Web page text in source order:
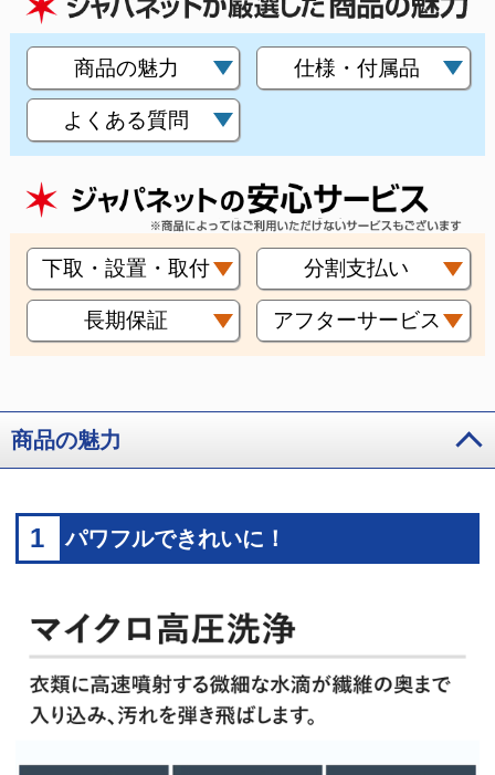
商品の魅力 仕様・付属品
よくある質問
下取・設置・取付 分割支払い
長期保証 アフターサービス
商品の魅力
1 パワフルできれいに！